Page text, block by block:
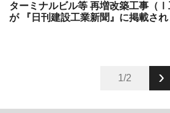
ターミナルビル等 再増改築工事（
が 『日刊建設工業新聞』に掲載され
1/2 ›